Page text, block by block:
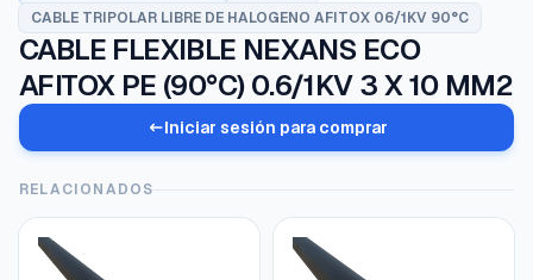
CABLE TRIPOLAR LIBRE DE HALOGENO AFITOX 06/1KV 90°C
CABLE FLEXIBLE NEXANS ECO
AFITOX PE (90°C) 0.6/1KV 3 X 10 MM2
Iniciar sesión para comprar
RELACIONADOS